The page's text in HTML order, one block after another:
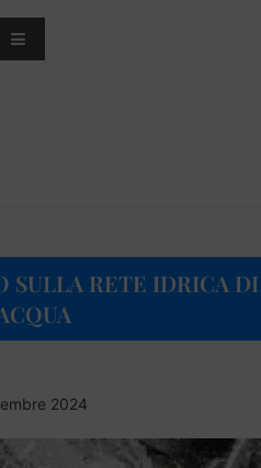
SULLA RETE IDRICA
2024